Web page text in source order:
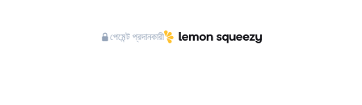
পেমেন্ট প্রদানকারী